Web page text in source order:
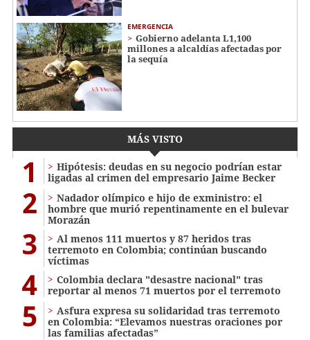
EMERGENCIA
Gobierno adelanta L1,100
millones a alcaldías afectadas por
la sequía
MÁS VISTO
1
Hipótesis: deudas en su negocio podrían estar
ligadas al crimen del empresario Jaime Becker
2
Nadador olímpico e hijo de exministro: el
hombre que murió repentinamente en el bulevar
Morazán
3
Al menos 111 muertos y 87 heridos tras
terremoto en Colombia; continúan buscando
víctimas
4
Colombia declara "desastre nacional" tras
reportar al menos 71 muertos por el terremoto
5
Asfura expresa su solidaridad tras terremoto
en Colombia: “Elevamos nuestras oraciones por
las familias afectadas”